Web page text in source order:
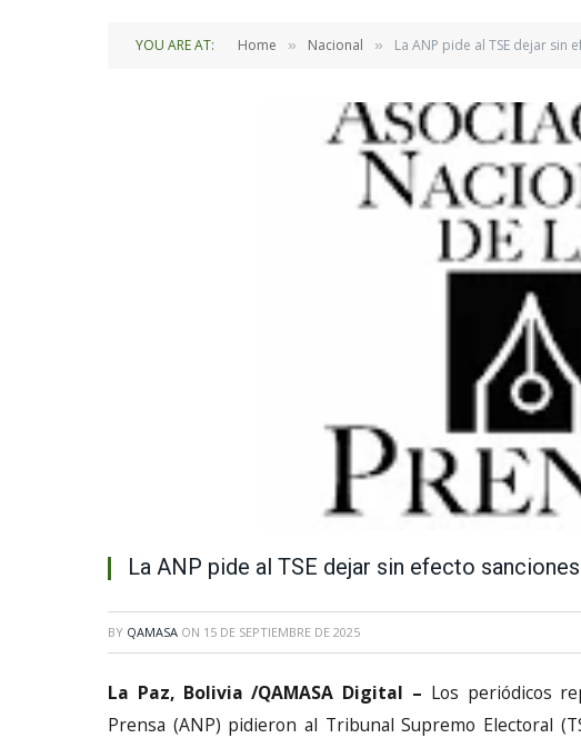
YOU ARE AT: Home » Nacional » La ANP pide al TSE dejar
La ANP pide al TSE dejar sin efecto
BY QAMASA ON 15 DE SEPTIEMBRE DE 2025
La Paz, Bolivia /QAMASA Digital – Los periódicos
Prensa (ANP) pidieron al Tribunal Supremo Electoral